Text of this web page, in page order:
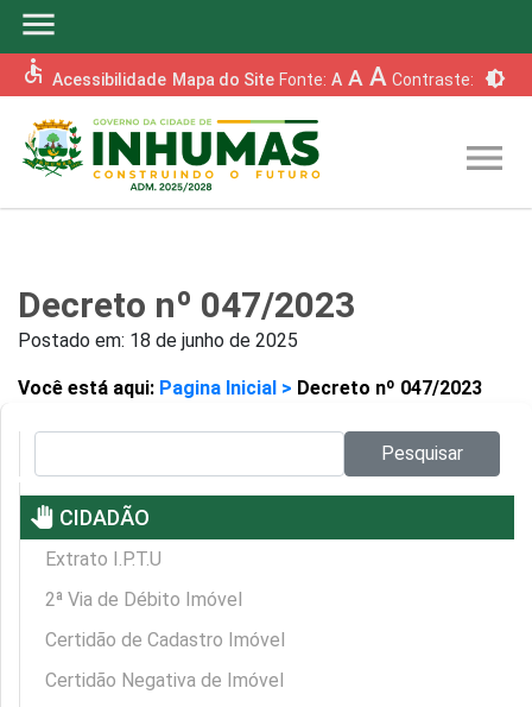
menu
accessible Acessibilidade Mapa do Site Fonte: A A A Contraste: brightness_6
menu
Decreto nº 047/2023
Postado em: 18 de junho de 2025
Você está aqui: Pagina Inicial > Decreto nº 047/2023
Pesquisar
pan_tool CIDADÃO
Extrato I.P.T.U
2ª Via de Débito Imóvel
Certidão de Cadastro Imóvel
Certidão Negativa de Imóvel